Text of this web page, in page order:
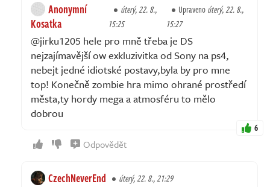
Anonymní
Kosatka
úterý, 22. 8.,
15:25
Upravenoúterý, 22. 8.,
15:27
@jirku1205 hele pro mně třeba je DS
nejzajímavější ow exkluzivitka od Sony na ps4,
nebejt jedné idiotské postavy,byla by pro mne
top! Konečně zombie hra mimo ohrané prostředí
města,ty hordy mega a atmosféru to mělo
dobrou
6
Odpovědět
CzechNeverEnd úterý, 22. 8., 21:29